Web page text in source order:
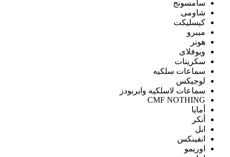
سامسونج
شاومى
كيسليكت
ميبرو
هونر
ويوفلاى
سكرينات
سماعات سلكيه
لوجيكس
سماعات لاسلكيه وايربودز
CMF NOTHING
أمايا
أنكر
ابل
انفينكس
اوريمو